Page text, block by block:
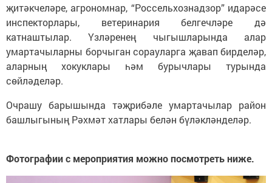
җитәкчеләре, агрономнар, “Россельхознадзор” идарәсе
инспекторлары, ветеринария белгечләре дә
катнаштылар. Үзләренең чыгышларында алар
умартачыларны борчыган сорауларга җавап бирделәр,
аларның хокуклары һәм бурычлары турында
сөйләделәр.
Очрашу барышында тәҗрибәле умартачылар район
башлыгының Рәхмәт хатлары белән бүләкләнделәр.
Фотографии с мероприятия можно посмотреть ниже.